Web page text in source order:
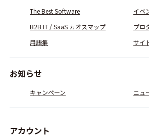
The Best Software
イベ
B2B IT / SaaS カオスマップ
プロ
用語集
サイ
お知らせ
キャンペーン ニュ
アカウント